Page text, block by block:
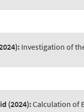
Investigation of
(2024):Calculation of